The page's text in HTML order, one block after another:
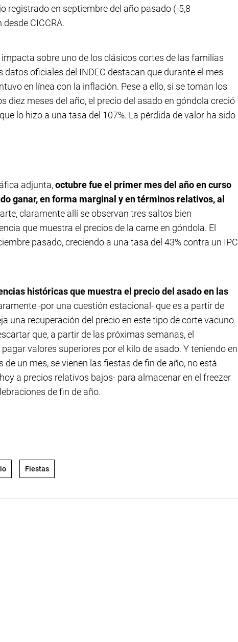
registrado en septiembre del año pasado (-5,8
CICCRA.
sobre uno de los clásicos cortes de las familias
datos oficiales del INDEC destacan que durante el mes
en línea con la inflación. Pese a ello, si se toman los
diez meses del año, el precio del asado en góndola creció
lo hizo a una tasa del 107%. La pérdida de valor ha sido
adjunta,octubre fue el primer mes del año en curso
ganar, en forma marginal y en términos relativos, al
claramente allí se observan tres saltos bien
que muestra el precios de la carne en góndola. El
pasado, creciendo a una tasa del 43% contra un IPC
históricas que muestra el precio del asado en las
-por una cuestión estacional- que es a partir de
una recuperación del precio en este tipo de corte vacuno.
que, a partir de las próximas semanas, el
valores superiores por el kilo de asado. Y teniendo en
de un mes, se vienen las fiestas de fin de año, no está
a precios relativos bajos- para almacenar en el freezer
de fin de año.
Fiestas